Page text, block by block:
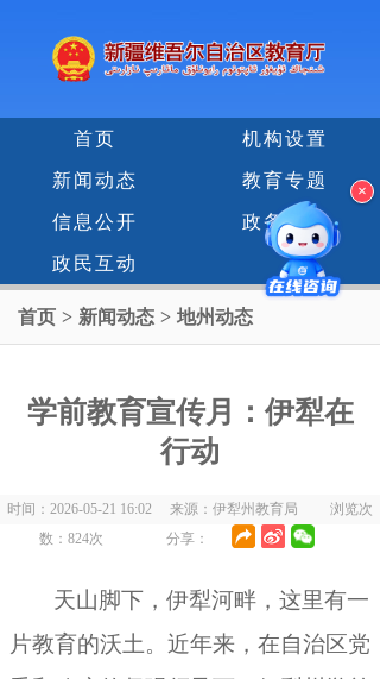
首页 机构设置
新闻动态 教育专题
信息公开 政务服务
政民互动
首页 > 新闻动态 > 地州动态
学前教育宣传月：伊犁在
行动
时间：2026-05-21 16:02 来源：伊犁州教育局 浏览次
数： 824次 分享：
天山脚下 ，伊犁河畔，这里有一
片教育的沃土。 近年来，在自治区党
×